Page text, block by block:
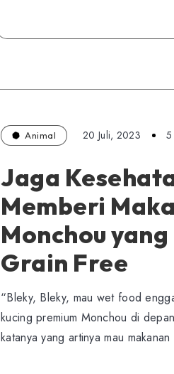
Animal 20 Juli, 2023
Jaga
Memberi
Monchou
Grain Free
“Bleky, Bleky, mau wet food
kucing premium Monchou di
katanya yang artinya mau